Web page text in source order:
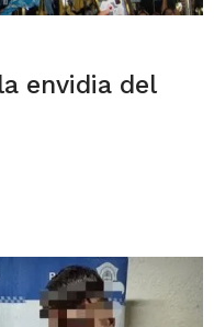
envidia del